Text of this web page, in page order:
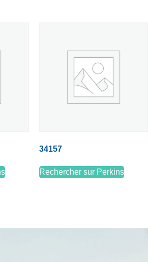
34157
Rechercher sur Perkins